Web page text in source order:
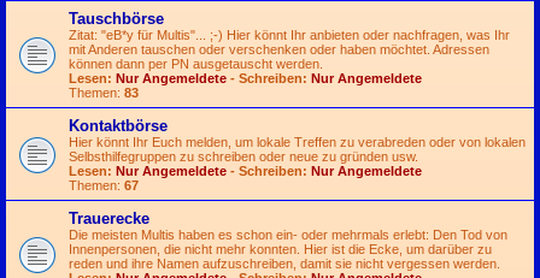
Tauschbörse
Zitat: "eB*y für Multis"... ;-) Hier könnt Ihr anbieten oder nachfragen, was Ihr
mit Anderen tauschen oder verschenken oder haben möchtet. Adressen
können dann per PN ausgetauscht werden.
Lesen: Nur Angemeldete - Schreiben: Nur Angemeldete
Themen: 83
Kontaktbörse
Hier könnt Ihr Euch melden, um lokale Treffen zu verabreden oder von lokalen
Selbsthilfegruppen zu schreiben oder neue zu gründen usw.
Lesen: Nur Angemeldete - Schreiben: Nur Angemeldete
Themen: 67
Trauerecke
Die meisten Multis haben es schon ein- oder mehrmals erlebt: Den Tod von
Innenpersonen, die nicht mehr konnten. Hier ist die Ecke, um darüber zu
reden und ihre Namen aufzuschreiben, damit sie nicht vergessen werden.